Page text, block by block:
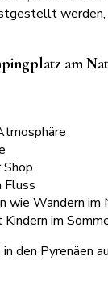
werden,
am
Fluss
Wandern im
im